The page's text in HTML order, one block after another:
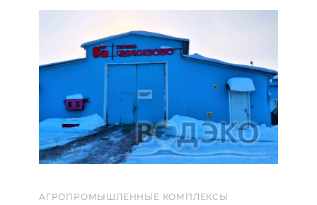
АГРОПРОМЫШЛЕННЫЕ КОМПЛЕКСЫ